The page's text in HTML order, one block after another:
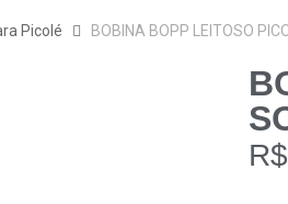
Picolé BOBINA BOPP LEITOSO
R$